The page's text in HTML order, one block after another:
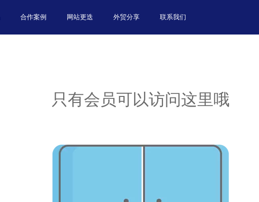
合作案例 网站更迭 外贸分享 联系我们
只有会员可以访问这里哦